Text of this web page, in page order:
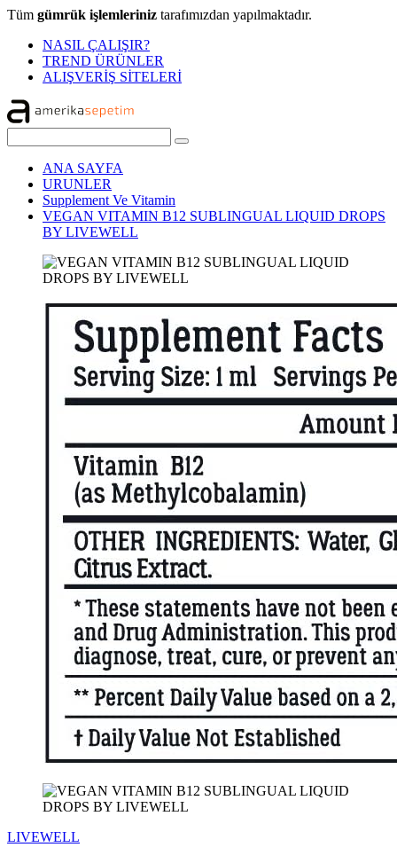
Tüm gümrük işlemleriniz tarafımızdan yapılmaktadır.
NASIL ÇALIŞIR?
TREND ÜRÜNLER
ALIŞVERİŞ SİTELERİ
ANA SAYFA
URUNLER
Supplement Ve Vitamin
VEGAN VITAMIN B12 SUBLINGUAL LIQUID DROPS
BY LIVEWELL
LIVEWELL